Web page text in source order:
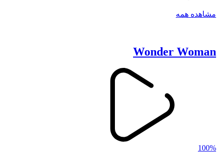
مشاهده همه
Wonder Woman
100%